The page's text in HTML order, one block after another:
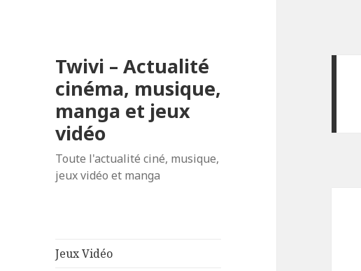
Twivi – Actualité
cinéma, musique,
manga et jeux
vidéo
Toute l'actualité ciné, musique,
jeux vidéo et manga
Jeux Vidéo